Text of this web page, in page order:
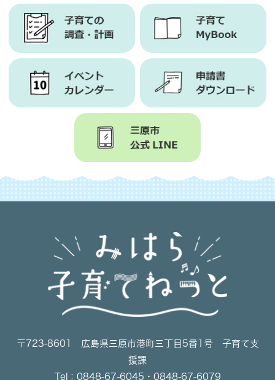
〒723-8601 広島県三原市港町三丁目5番1号 子育て支
援課
Tel：0848-67-6045・0848-67-6079